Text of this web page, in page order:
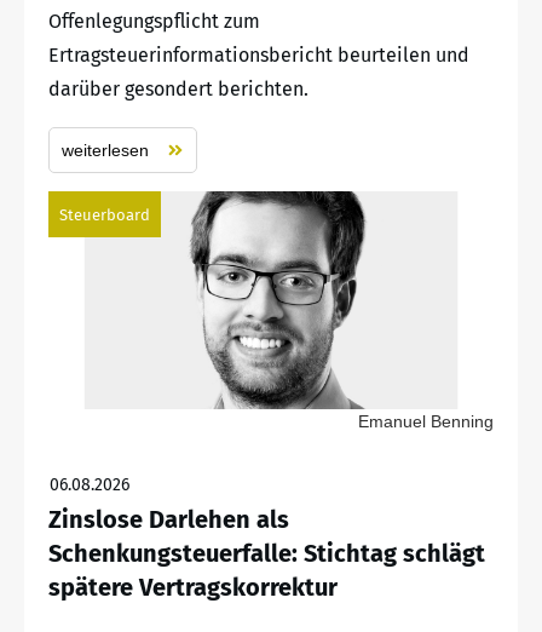
Offenlegungspflicht zum
Ertragsteuerinformationsbericht beurteilen und
darüber gesondert berichten.
weiterlesen
Steuerboard
Emanuel Benning
06.08.2026
Zinslose Darlehen als
Schenkungsteuerfalle: Stichtag schlägt
spätere Vertragskorrektur